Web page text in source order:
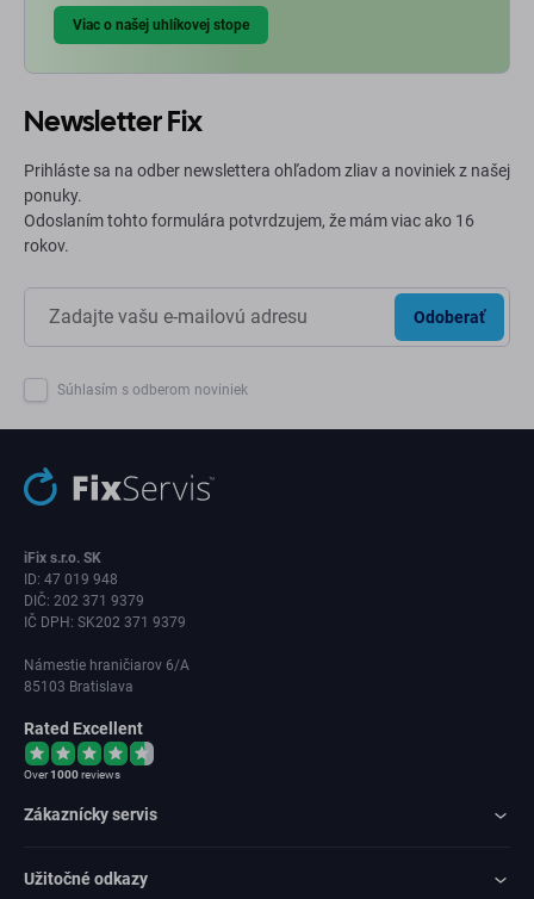
Viac o našej uhlíkovej stope
Newsletter Fix
Prihláste sa na odber newslettera ohľadom zliav a noviniek z našej
ponuky.
Odoslaním tohto formulára potvrdzujem, že mám viac ako 16
rokov.
Odoberať
Súhlasím s odberom noviniek
iFix s.r.o. SK
ID: 47 019 948
DIČ: 202 371 9379
IČ DPH: SK202 371 9379
Námestie hraničiarov 6/A
85103 Bratislava
Rated Excellent
Over1000reviews
Zákaznícky servis
Užitočné odkazy